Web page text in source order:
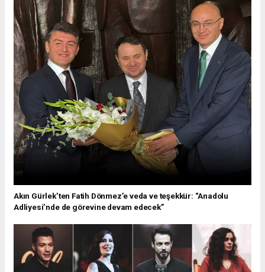
Akın Gürlek’ten Fatih Dönmez’e veda ve teşekkür: “Anadolu
Adliyesi’nde de görevine devam edecek”